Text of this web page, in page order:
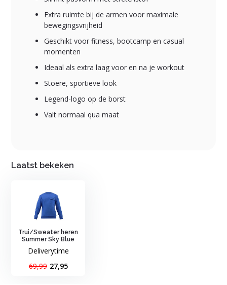
Extra ruimte bij de armen voor maximale
bewegingsvrijheid
Geschikt voor fitness, bootcamp en casual
momenten
Ideaal als extra laag voor en na je workout
Stoere, sportieve look
Legend-logo op de borst
Valt normaal qua maat
Laatst bekeken
Trui/Sweater heren
Summer Sky Blue
Deliverytime
69,99 27,95